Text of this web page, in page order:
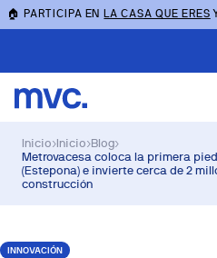
🏠 PARTICIPA ENLA CASA QUE ERES
Inicio›Inicio›Blog›
Metrovacesa coloca la primera
(Estepona) e invierte cerca de 2
construcción
INNOVACIÓN